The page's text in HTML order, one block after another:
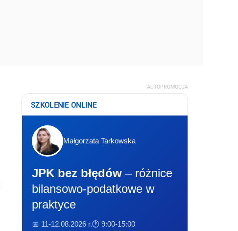
AUTOPROMOCJA
SZKOLENIE ONLINE
Małgorzata Tarkowska
JPK bez błędów – różnice
bilansowo-podatkowe w
praktyce
📅 11-12.08.2026 r.🕐 9:00-15:00